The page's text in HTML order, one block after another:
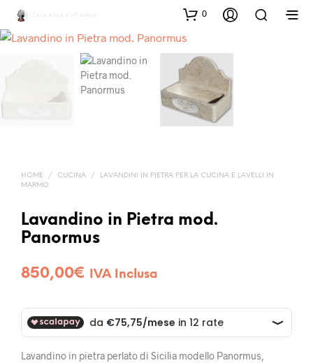
0
HOME / CUCINA /
LAVANDINI IN PIETRA PER LA CUCINA E LAVELLI IN
MARMO
Lavandino in Pietra mod.
Panormus
850,00€ IVA Inclusa
Lavandino in pietra perlato di Sicilia modello Panormus,